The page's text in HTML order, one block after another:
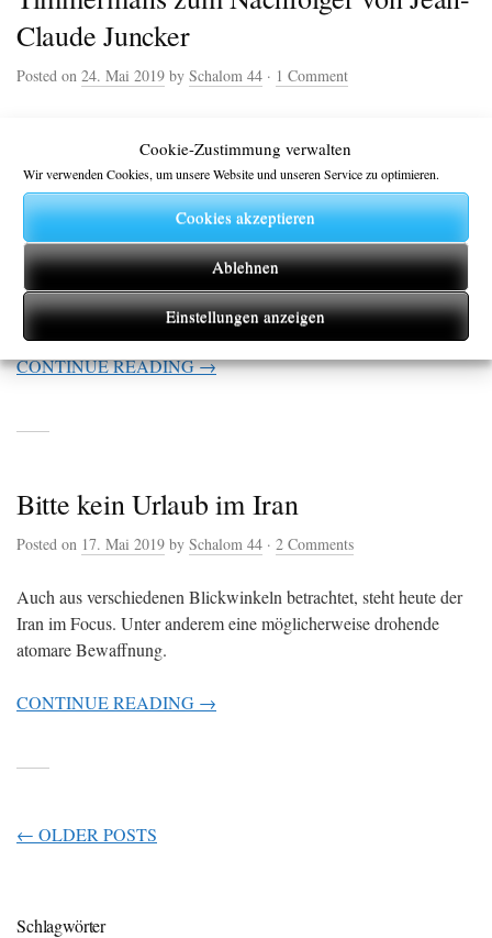
Cookie-Zustimmung verwalten
Wir verwenden Cookies, um unsere Website und unseren Service zu optimieren.
Cookies akzeptieren
Ablehnen
Einstellungen anzeigen
Claude Juncker
Posted on 24. Mai 2019 by Schalom 44 · 1 Comment
ist niederländischer Sozialdemokrat und „EU-Kommisar für
bessere Rechtssetzung, institutionelle Beziehungen,
Rechtsstaatlichkeit und Grundrechtecharta“. Seit 2014 bekleidet er
das Amt des EU-Vizepräsidenten. Er will bei der Europawahl
2019 Nachfolger des derzeitigen Kommissionspräsidenten Jean-
Claude Junker werden. Bei einer Rede im Oktober 2015 vor dem
EU-Parlament ließ Timmermans die Maske […]
CONTINUE READING →
Bitte kein Urlaub im Iran
Posted on 17. Mai 2019 by Schalom 44 · 2 Comments
Auch aus verschiedenen Blickwinkeln betrachtet, steht heute der
Iran im Focus. Unter anderem eine möglicherweise drohende
atomare Bewaffnung.
CONTINUE READING →
POSTS
← OLDER POSTS
Schlagwörter